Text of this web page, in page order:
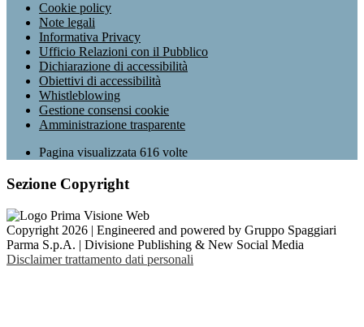
Cookie policy
Note legali
Informativa Privacy
Ufficio Relazioni con il Pubblico
Dichiarazione di accessibilità
Obiettivi di accessibilità
Whistleblowing
Gestione consensi cookie
Amministrazione trasparente
Pagina visualizzata 616 volte
Sezione Copyright
Copyright 2026 | Engineered and powered by Gruppo Spaggiari
Parma S.p.A. | Divisione Publishing & New Social Media
Disclaimer trattamento dati personali